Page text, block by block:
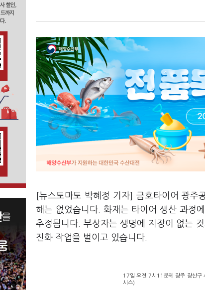
[뉴스토마토 박혜정 기자] 금호타이어 광주
해는 없었습니다. 화재는 타이어 생산 과정
추정됩니다. 부상자는 생명에 지장이 없는
진화 작업을 벌이고 있습니다.
17일 오전 7시11분께 광주 광산구
시스)